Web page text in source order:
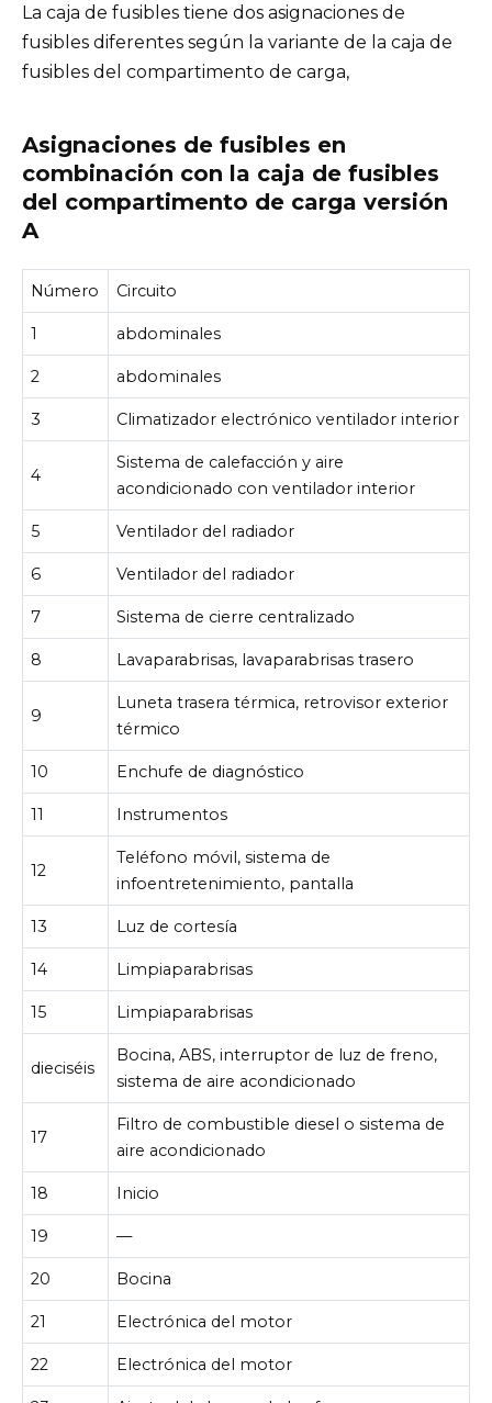
La caja de fusibles tiene dos asignaciones de
fusibles diferentes según la variante de la caja de
fusibles del compartimento de carga,
Asignaciones de fusibles en
combinación con la caja de fusibles
del compartimento de carga versión
A
Número Circuito
1 abdominales
2 abdominales
3 Climatizador electrónico ventilador interior
4
Sistema de calefacción y aire
acondicionado con ventilador interior
5 Ventilador del radiador
6 Ventilador del radiador
7 Sistema de cierre centralizado
8 Lavaparabrisas, lavaparabrisas trasero
9
Luneta trasera térmica, retrovisor exterior
térmico
10 Enchufe de diagnóstico
11 Instrumentos
12
Teléfono móvil, sistema de
infoentretenimiento, pantalla
13 Luz de cortesía
14 Limpiaparabrisas
15 Limpiaparabrisas
dieciséis
Bocina, ABS, interruptor de luz de freno,
sistema de aire acondicionado
17
Filtro de combustible diesel o sistema de
aire acondicionado
18 Inicio
19 —
20 Bocina
21 Electrónica del motor
22 Electrónica del motor